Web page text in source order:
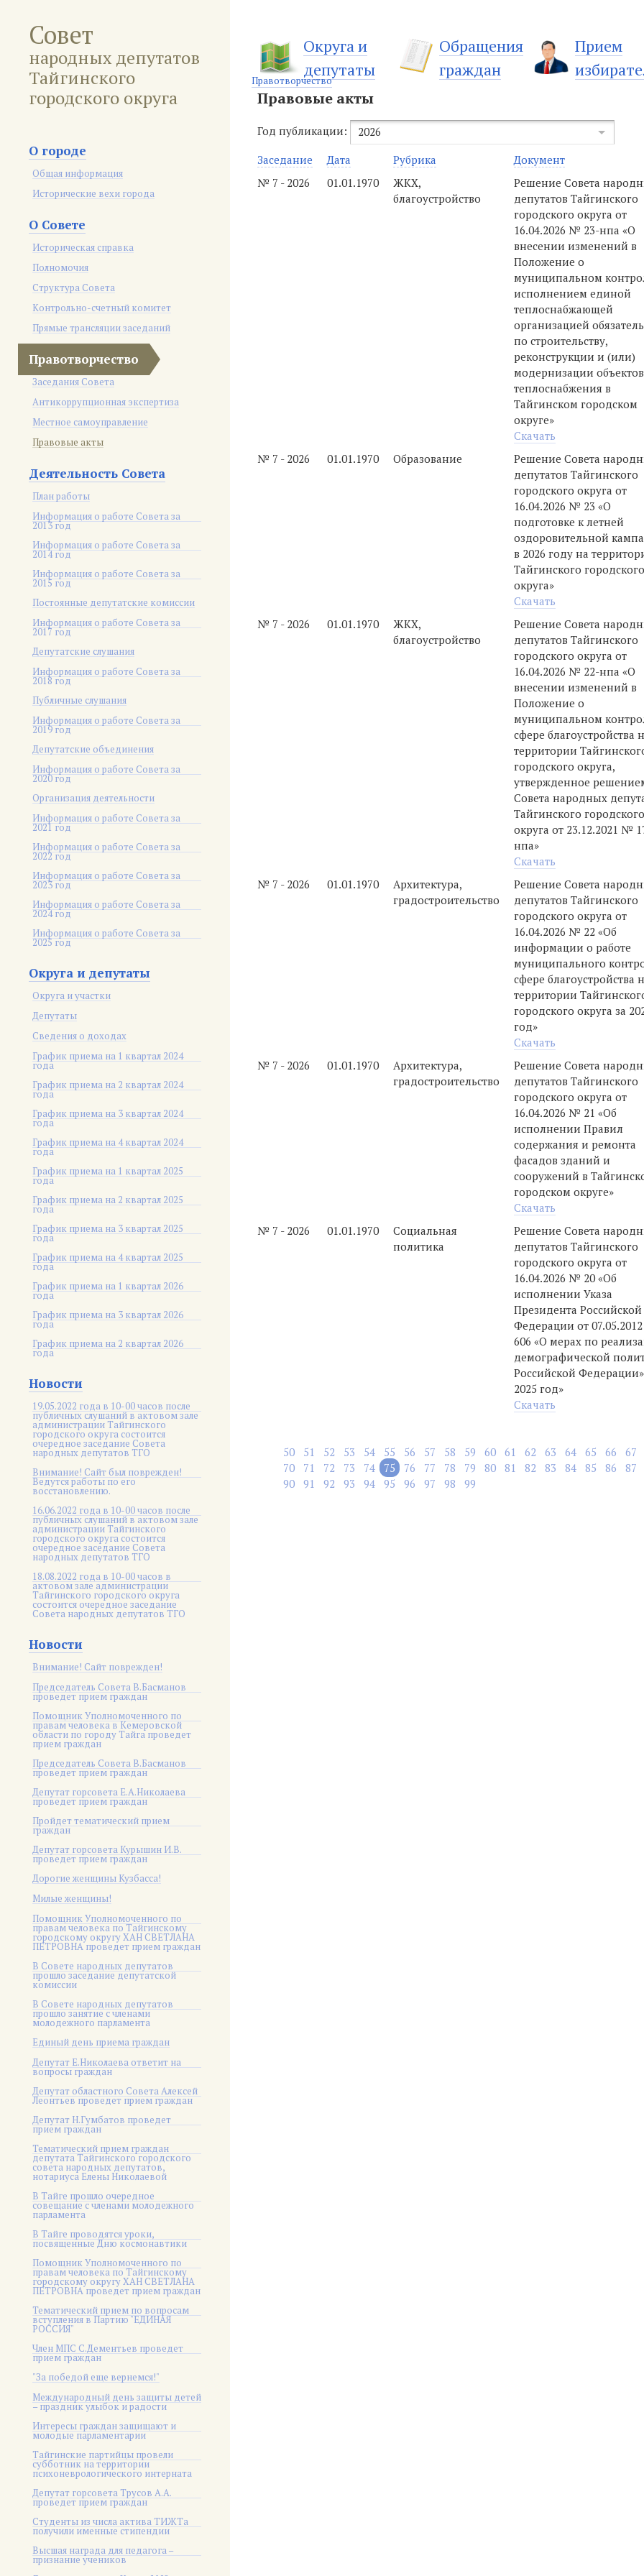
Совет
народных депутатов
Тайгинского
городского округа
О городе
Общая информация
Исторические вехи города
О Совете
Историческая справка
Полномочия
Структура Совета
Контрольно-счетный комитет
Прямые трансляции заседаний
Правотворчество
Заседания Совета
Антикоррупционная экспертиза
Местное самоуправление
Правовые акты
Деятельность Совета
План работы
Информация о работе Совета за
2013 год
Информация о работе Совета за
2014 год
Информация о работе Совета за
2015 год
Постоянные депутатские комиссии
Информация о работе Совета за
2017 год
Депутатские слушания
Информация о работе Совета за
2018 год
Публичные слушания
Информация о работе Совета за
2019 год
Депутатские объединения
Информация о работе Совета за
2020 год
Организация деятельности
Информация о работе Совета за
2021 год
Информация о работе Совета за
2022 год
Информация о работе Совета за
2023 год
Информация о работе Совета за
2024 год
Информация о работе Совета за
2025 год
Округа и депутаты
Округа и участки
Депутаты
Сведения о доходах
График приема на 1 квартал 2024
года
График приема на 2 квартал 2024
года
График приема на 3 квартал 2024
года
График приема на 4 квартал 2024
года
График приема на 1 квартал 2025
года
График приема на 2 квартал 2025
года
График приема на 3 квартал 2025
года
График приема на 4 квартал 2025
года
График приема на 1 квартал 2026
года
График приема на 3 квартал 2026
года
График приема на 2 квартал 2026
года
Новости
19.05.2022 года в 10-00 часов после
публичных слушаний в актовом зале
администрации Тайгинского
городского округа состоится
очередное заседание Совета
народных депутатов ТГО
Внимание! Сайт был поврежден!
Ведутся работы по его
восстановлению.
16.06.2022 года в 10-00 часов после
публичных слушаний в актовом зале
администрации Тайгинского
городского округа состоится
очередное заседание Совета
народных депутатов ТГО
18.08.2022 года в 10-00 часов в
актовом зале администрации
Тайгинского городского округа
состоится очередное заседание
Совета народных депутатов ТГО
Новости
Внимание! Сайт поврежден!
Председатель Совета В.Басманов
проведет прием граждан
Помощник Уполномоченного по
правам человека в Кемеровской
области по городу Тайга проведет
прием граждан
Председатель Совета В.Басманов
проведет прием граждан
Депутат горсовета Е.А.Николаева
проведет прием граждан
Пройдет тематический прием
граждан
Депутат горсовета Курышин И.В.
проведет прием граждан
Дорогие женщины Кузбасса!
Милые женщины!
Помощник Уполномоченного по
правам человека по Тайгинскому
городскому округу ХАН СВЕТЛАНА
ПЕТРОВНА проведет прием граждан
В Совете народных депутатов
прошло заседание депутатской
комиссии
В Совете народных депутатов
прошло занятие с членами
молодежного парламента
Единый день приема граждан
Депутат Е.Николаева ответит на
вопросы граждан
Депутат областного Совета Алексей
Леонтьев проведет прием граждан
Депутат Н.Гумбатов проведет
прием граждан
Тематический прием граждан
депутата Тайгинского городского
совета народных депутатов,
нотариуса Елены Николаевой
В Тайге прошло очередное
совещание с членами молодежного
парламента
В Тайге проводятся уроки,
посвященные Дню космонавтики
Помощник Уполномоченного по
правам человека по Тайгинскому
городскому округу ХАН СВЕТЛАНА
ПЕТРОВНА проведет прием граждан
Тематический прием по вопросам
вступления в Партию "ЕДИНАЯ
РОССИЯ"
Член МПС С.Дементьев проведет
прием граждан
"За победой еще вернемся!"
Международный день защиты детей
– праздник улыбок и радости
Интересы граждан защищают и
молодые парламентарии
Тайгинские партийцы провели
субботник на территории
психоневрологического интерната
Депутат горсовета Трусов А.А.
проведет прием граждан
Студенты из числа актива ТИЖТа
получили именные стипендии
Высшая награда для педагога –
признание учеников
Округа и
депутаты
Обращения
граждан
Прием
Правотворчество
Правовые акты
Год публикации:
2026
Заседание
Дата Рубрика
Документ
№ 7 - 2026
01.01.1970
ЖКХ,
благоустройство
Решение Совета
депутатов Тайгинского
городского округа от
16.04.2026 № 23-нпа «О
внесении изменений в
Положение о
муниципальном
исполнением единой
теплоснабжающей
организацией
по строительству,
реконструкции и (или)
модернизации объектов
теплоснабжения в
Тайгинском городском
округе»
Скачать
№ 7 - 2026
01.01.1970 Образование
Решение Совета
депутатов Тайгинского
городского округа от
16.04.2026 № 23 «О
подготовке к летней
оздоровительной
в 2026 году на
Тайгинского городского
округа»
Скачать
№ 7 - 2026
01.01.1970
ЖКХ,
благоустройство
Решение Совета
депутатов Тайгинского
городского округа от
16.04.2026 № 22-нпа «О
внесении изменений в
Положение о
муниципальном
сфере благоустройства
территории
городского округа,
утвержденное
Совета народных
Тайгинского городского
округа от 23.12.2021 №
нпа»
Скачать
№ 7 - 2026
01.01.1970
Архитектура,
градостроительство
Решение Совета
депутатов Тайгинского
городского округа от
16.04.2026 № 22 «Об
информации о работе
муниципального
сфере благоустройства
территории
городского округа за
год»
Скачать
№ 7 - 2026
01.01.1970
Архитектура,
градостроительство
Решение Совета
депутатов Тайгинского
городского округа от
16.04.2026 № 21 «Об
исполнении Правил
содержания и ремонта
фасадов зданий и
сооружений в
городском округе»
Скачать
№ 7 - 2026
01.01.1970
Социальная
политика
Решение Совета
депутатов Тайгинского
городского округа от
16.04.2026 № 20 «Об
исполнении Указа
Президента Российской
Федерации от
606 «О мерах по
демографической
Российской Федерации»
2025 год»
Скачать
50 51 52 53 54 55 56 57 58 59 60 61 62 63 64 65 66 67
70
71 72 73 74 75 76 77 78 79 80 81 82 83 84 85 86 87
90 91 92 93 94 95 96 97 98 99